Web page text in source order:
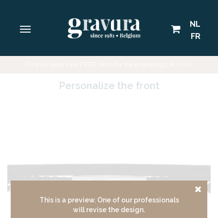
NL
FR
Personalize the front
This is a preview. One of our professionals
will revise the design.